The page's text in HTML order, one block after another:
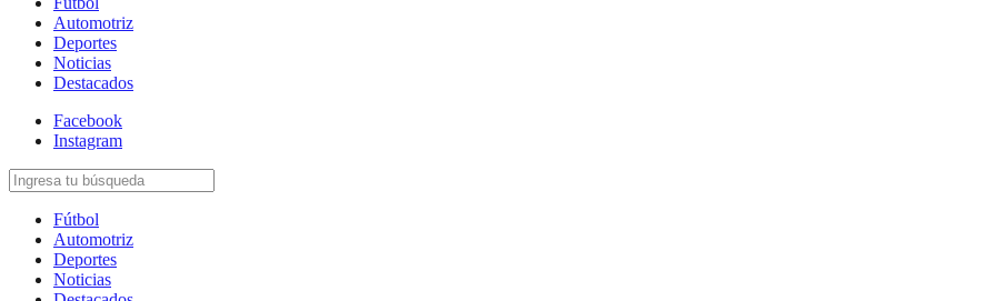
Automotriz
Deportes
Noticias
Destacados
Facebook
Instagram
Fútbol
Automotriz
Deportes
Noticias